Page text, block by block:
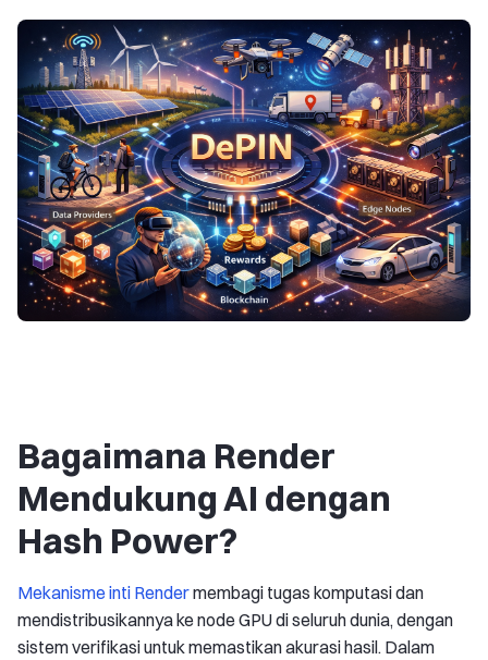
Bagaimana Render
Mendukung AI dengan
Hash Power?
Mekanisme inti Rendermembagi tugas komputasi dan
mendistribusikannya ke node GPU di seluruh dunia, dengan
sistem verifikasi untuk memastikan akurasi hasil. Dalam